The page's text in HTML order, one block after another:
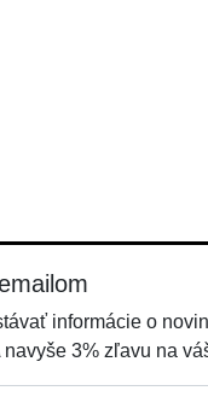
informácie o
navyše 3% zľavu na